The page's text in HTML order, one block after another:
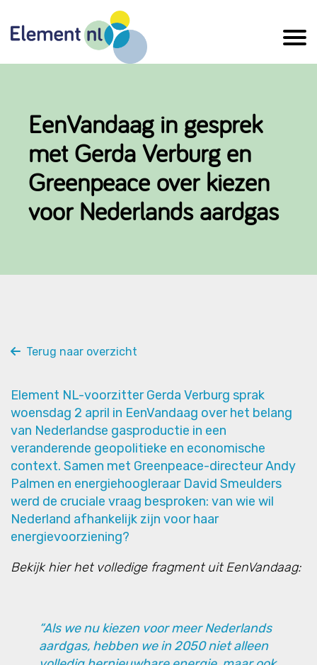
inhoud
EenVandaag in gesprek
met Gerda Verburg en
Greenpeace over kiezen
voor Nederlands aardgas
Terug naar overzicht
Element NL-voorzitter Gerda Verburg sprak
woensdag 2 april in EenVandaag over het belang
van Nederlandse gasproductie in een
veranderende geopolitieke en economische
context. Samen met Greenpeace-directeur Andy
Palmen en energiehoogleraar David Smeulders
werd de cruciale vraag besproken: van wie wil
Nederland afhankelijk zijn voor haar
energievoorziening?
Bekijk hier het volledige fragment uit EenVandaag:
“Als we nu kiezen voor meer Nederlands
aardgas, hebben we in 2050 niet alleen